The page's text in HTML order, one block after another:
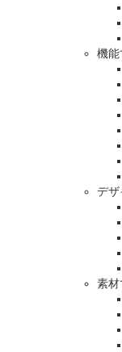
機能
デザ
素材